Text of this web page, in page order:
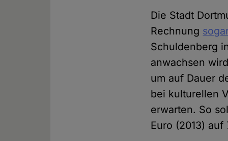
Die Stadt
Rechnung
Schuldenberg
anwachsen
um auf Dauer
bei kulturellen
erwarten. So
Euro (2013)